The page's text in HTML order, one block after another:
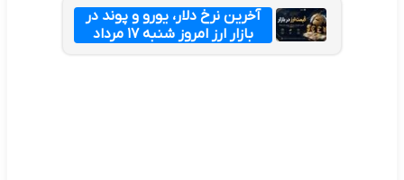
آخرین نرخ دلار، یورو و پوند در
بازار ارز امروز شنبه ۱۷ مرداد